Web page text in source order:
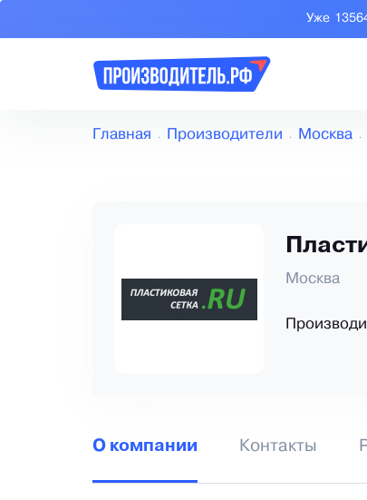
Уже
Главная Производители Москва
Москва
О компании Контакты